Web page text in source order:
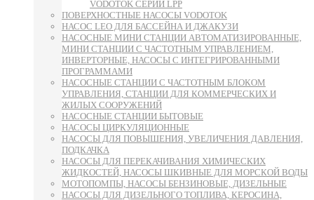
VODOTOK СЕРИИ LPP
ПОВЕРХНОСТНЫЕ НАСОСЫ VODOTOK
НАСОС LEO ДЛЯ БАССЕЙНА И ДЖАКУЗИ
НАСОСНЫЕ МИНИ СТАНЦИИ АВТОМАТИЗИРОВАННЫЕ,
МИНИ СТАНЦИИ С ЧАСТОТНЫМ УПРАВЛЕНИЕМ,
ИНВЕРТОРНЫЕ, НАСОСЫ С ИНТЕГРИРОВАННЫМИ
ПРОГРАММАМИ
НАСОСНЫЕ СТАНЦИИ С ЧАСТОТНЫМ БЛОКОМ
УПРАВЛЕНИЯ, СТАНЦИИ ДЛЯ КОММЕРЧЕСКИХ И
ЖИЛЫХ СООРУЖЕНИЙ
НАСОСНЫЕ СТАНЦИИ БЫТОВЫЕ
НАСОСЫ ЦИРКУЛЯЦИОННЫЕ
НАСОСЫ ДЛЯ ПОВЫШЕНИЯ, УВЕЛИЧЕНИЯ ДАВЛЕНИЯ,
ПОДКАЧКА
НАСОСЫ ДЛЯ ПЕРЕКАЧИВАНИЯ ХИМИЧЕСКИХ
ЖИДКОСТЕЙ, НАСОСЫ ШКИВНЫЕ ДЛЯ МОРСКОЙ ВОДЫ
МОТОПОМПЫ, НАСОСЫ БЕНЗИНОВЫЕ, ДИЗЕЛЬНЫЕ
НАСОСЫ ДЛЯ ДИЗЕЛЬНОГО ТОПЛИВА, КЕРОСИНА,